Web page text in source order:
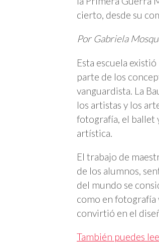
cierto, desde su
Por Gabriela
Esta escuela
parte de los
vanguardista. La
los artistas y los
fotografía, el ballet
artística.
El trabajo de
de los alumnos,
del mundo se
como en fotografía
convirtió en el
También puedes